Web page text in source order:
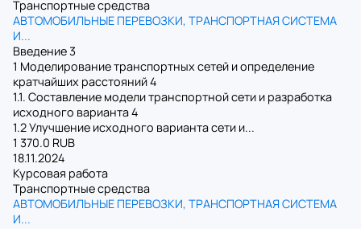
Транспортные средства
АВТОМОБИЛЬНЫЕ ПЕРЕВОЗКИ, ТРАНСПОРТНАЯ СИСТЕМА
И...
Введение 3
1 Моделирование транспортных сетей и определение
кратчайших расстояний 4
1.1. Составление модели транспортной сети и разработка
исходного варианта 4
1.2 Улучшение исходного варианта сети и...
1 370.0 RUB
18.11.2024
Курсовая работа
Транспортные средства
АВТОМОБИЛЬНЫЕ ПЕРЕВОЗКИ, ТРАНСПОРТНАЯ СИСТЕМА
И...